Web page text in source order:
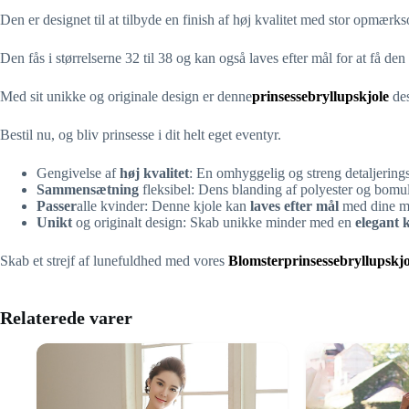
Den er designet til at tilbyde en finish af høj kvalitet med stor
Den fås i størrelserne 32 til 38 og kan også laves efter mål for at få
Med sit unikke og originale design er denneprinsessebryllupskjole
Bestil nu, og bliv prinsesse i dit helt eget eventyr.
Gengivelse afhøj kvalitet: En omhyggelig og streng
Sammensætning fleksibel: Dens blanding af polyester og
Passeralle kvinder: Denne kjole kan laves efter mål med dine
Unikt og originalt design: Skab unikke minder med en elegant
Skab et strejf af lunefuldhed med vores
Relaterede varer